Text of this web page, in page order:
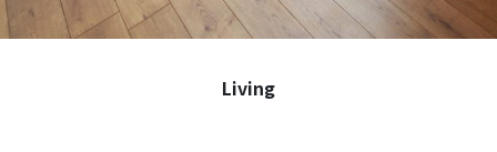
Living